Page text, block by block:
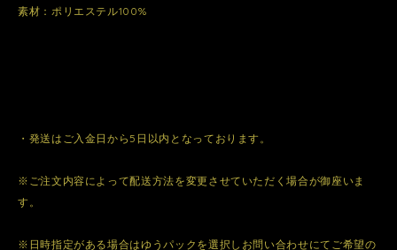
素材：ポリエステル100%
・発送はご入金日から5日以内となっております。
※ご注文内容によって配送方法を変更させていただく場合が御座いま
す。
※日時指定がある場合はゆうパックを選択しお問い合わせにてご希望の